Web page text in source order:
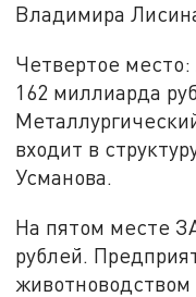
Владимира
Четвертое
162 миллиарда
входит в
Усманова.
На пятом месте
рублей.